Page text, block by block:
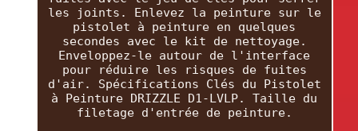
les joints. Enlevez la peinture sur le
pistolet à peinture en quelques
secondes avec le kit de nettoyage.
Enveloppez-le autour de l'interface
pour réduire les risques de fuites
d'air. Spécifications Clés du Pistolet
à Peinture DRIZZLE D1-LVLP. Taille du
filetage d'entrée de peinture.